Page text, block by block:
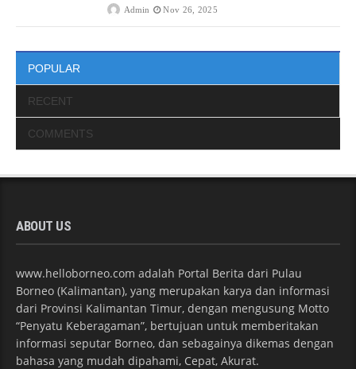
Admin Nov 26, 2025
POPULAR
RECENT
COMMENTS
ABOUT US
www.helloborneo.com adalah Portal Berita dari Pulau
Borneo (Kalimantan), yang merupakan karya dan informasi
dari Provinsi Kalimantan Timur, dengan mengusung Motto
“Penyatu Keberagaman”, bertujuan untuk memberitakan
informasi seputar Borneo, dan sebagainya dikemas dengan
bahasa yang mudah dipahami, Cepat, Akurat.